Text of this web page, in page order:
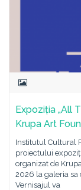
Expoziția „All
Krupa Art
Institutul Cultural
proiectului
organizat de
2026 la galeria sa
Vernisajul va